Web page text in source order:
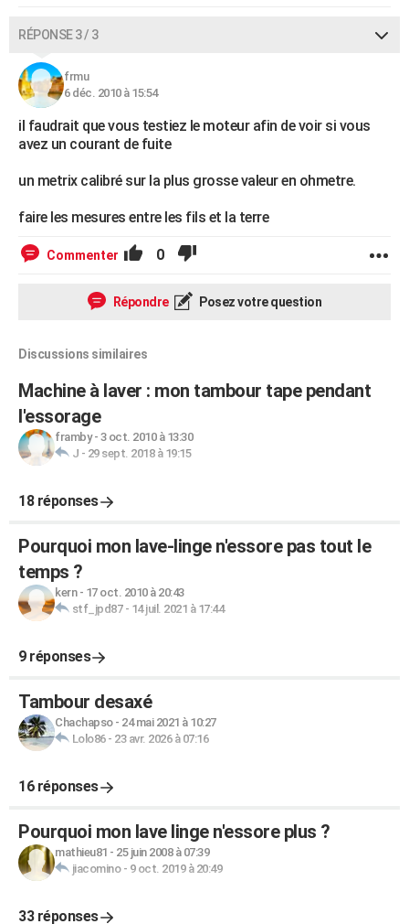
RÉPONSE 3 / 3
frmu
6 déc. 2010 à 15:54
il faudrait que vous testiez le moteur afin de voir si vous
avez un courant de fuite
un metrix calibré sur la plus grosse valeur en ohmetre.
faire les mesures entre les fils et la terre
Commenter 0
Répondre Posez votre question
Discussions similaires
Machine à laver : mon tambour tape pendant
l'essorage
framby- 3 oct. 2010 à 13:30
J - 29 sept. 2018 à 19:15
18 réponses
Pourquoi mon lave-linge n'essore pas tout le
temps ?
kern- 17 oct. 2010 à 20:43
stf_jpd87- 14 juil. 2021 à 17:44
9 réponses
Tambour desaxé
Chachapso- 24 mai 2021 à 10:27
Lolo86- 23 avr. 2026 à 07:16
16 réponses
Pourquoi mon lave linge n'essore plus ?
mathieu81 - 25 juin 2008 à 07:39
jiacomino- 9 oct. 2019 à 20:49
33 réponses